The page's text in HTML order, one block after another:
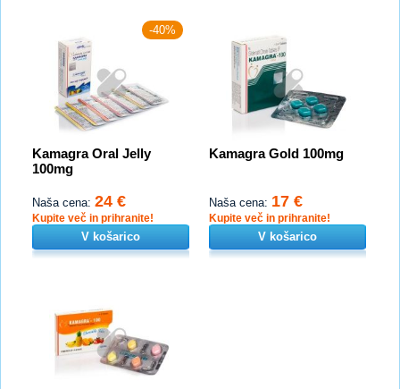
-40%
Kamagra Oral Jelly
100mg
Naša cena: 24 €
Kupite več in prihranite!
V košarico
Kamagra Gold 100mg
Naša cena: 17 €
Kupite več in prihranite!
V košarico